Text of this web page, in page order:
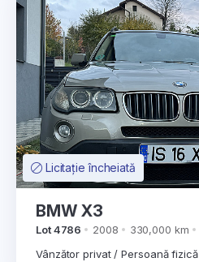
Licitație încheiată
BMW X3
Lot 4786 2008 330,000 km
Vânzător privat / Persoană fizică